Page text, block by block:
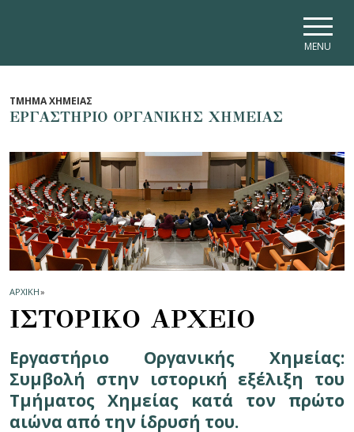
MENU
ΤΜΗΜΑ ΧΗΜΕΙΑΣ
ΕΡΓΑΣΤΗΡΙΟ ΟΡΓΑΝΙΚΗΣ ΧΗΜΕΙΑΣ
ΑΡΧΙΚΗ»
ΙΣΤΟΡΙΚΟ ΑΡΧΕΙΟ
Εργαστήριο Οργανικής Χημείας:
Συμβολή στην ιστορική εξέλιξη του
Τμήματος Χημείας κατά τον πρώτο
αιώνα από την ίδρυσή του.